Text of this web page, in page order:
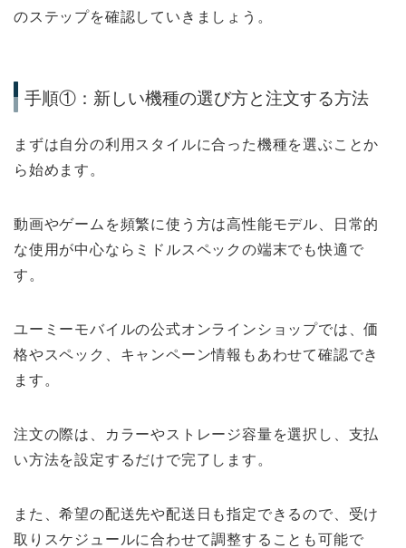
のステップを確認していきましょう。
手順①：新しい機種の選び方と注文する方法
まずは自分の利用スタイルに合った機種を選ぶことか
ら始めます。
動画やゲームを頻繁に使う方は高性能モデル、日常的
な使用が中心ならミドルスペックの端末でも快適で
す。
ユーミーモバイルの公式オンラインショップでは、価
格やスペック、キャンペーン情報もあわせて確認でき
ます。
注文の際は、カラーやストレージ容量を選択し、支払
い方法を設定するだけで完了します。
また、希望の配送先や配送日も指定できるので、受け
取りスケジュールに合わせて調整することも可能で